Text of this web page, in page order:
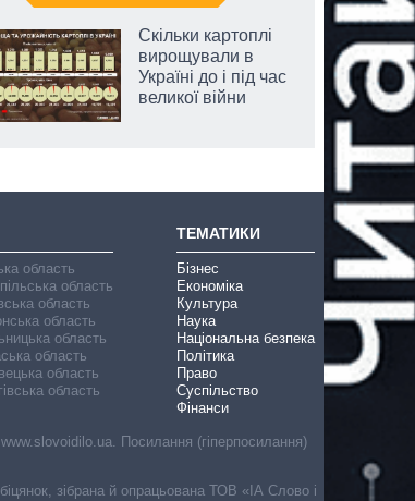
Скільки картоплі
вирощували в
Україні до і під час
великої війни
область
область
область
область
область
область
область
область
ТЕМАТИКИ
Бізнес
Економіка
Культура
Наука
Національна безпека
Політика
Право
Суспільство
Фінанси
Посилання (гіперпосилання)
зібрана й опрацьована ТОВ «ІА Слово і